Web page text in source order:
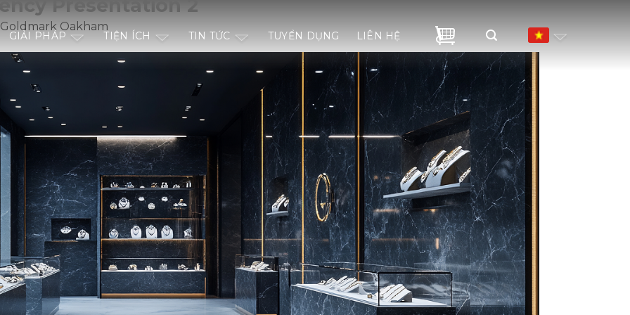
GIẢI PHÁP TIỆN ÍCH TIN TỨC TUYỂN DỤNG LIÊN HỆ
Presentation 2
Oakham